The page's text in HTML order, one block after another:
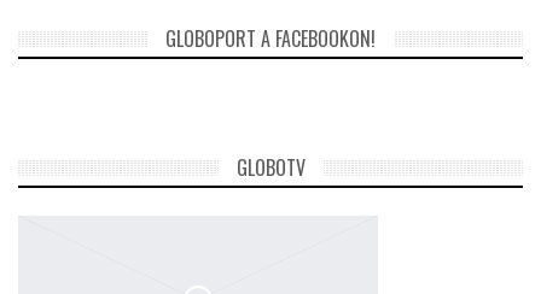
GLOBOPORT A FACEBOOKON!
GLOBOTV